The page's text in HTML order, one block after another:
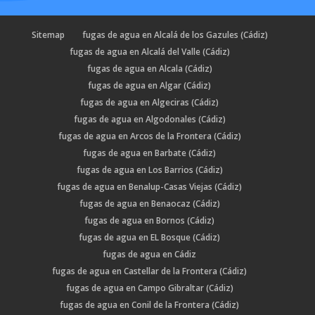
Sitemap
fugas de agua en Alcalá de los Gazules (Cádiz)
fugas de agua en Alcalá del Valle (Cádiz)
fugas de agua en Alcala (Cádiz)
fugas de agua en Algar (Cádiz)
fugas de agua en Algeciras (Cádiz)
fugas de agua en Algodonales (Cádiz)
fugas de agua en Arcos de la Frontera (Cádiz)
fugas de agua en Barbate (Cádiz)
fugas de agua en Los Barrios (Cádiz)
fugas de agua en Benalup-Casas Viejas (Cádiz)
fugas de agua en Benaocaz (Cádiz)
fugas de agua en Bornos (Cádiz)
fugas de agua en EL Bosque (Cádiz)
fugas de agua en Cádiz
fugas de agua en Castellar de la Frontera (Cádiz)
fugas de agua en Campo Gibraltar (Cádiz)
fugas de agua en Conil de la Frontera (Cádiz)